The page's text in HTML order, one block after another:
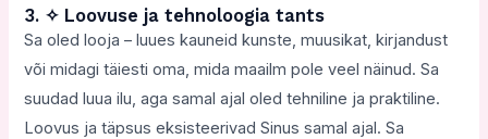
3. ✧ Loovuse ja tehnoloogia tants
Sa oled looja – luues kauneid kunste, muusikat, kirjandust
või midagi täiesti oma, mida maailm pole veel näinud. Sa
suudad luua ilu, aga samal ajal oled tehniline ja praktiline.
Loovus ja täpsus eksisteerivad Sinus samal ajal. Sa